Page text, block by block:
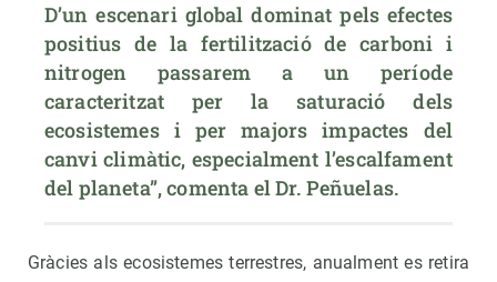
D’un escenari global dominat pels efectes
positius de la fertilització de carboni i
nitrogen passarem a un període
caracteritzat per la saturació dels
ecosistemes i per majors impactes del
canvi climàtic, especialment l’escalfament
del planeta”, comenta el Dr. Peñuelas.
Gràcies als ecosistemes terrestres, anualment es retira